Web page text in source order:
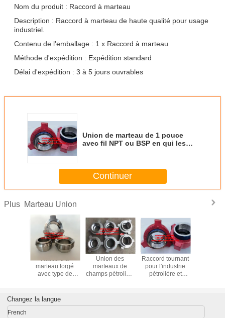
Nom du produit : Raccord à marteau
Description : Raccord à marteau de haute qualité pour usage
industriel.
Contenu de l'emballage : 1 x Raccord à marteau
Méthode d'expédition : Expédition standard
Délai d'expédition : 3 à 5 jours ouvrables
Union de marteau de 1 pouce
avec fil NPT ou BSP en qui les
Continuer
Plus Marteau Union
et
Raccord à
marteau forgé
avec type de
filetages NPT ou
BSP dans les
Union des
marteaux de
champs pétroliers
de l'industrie
Raccord tournant
pour l'industrie
pétrolière et
forgée,
Changez la langue
French